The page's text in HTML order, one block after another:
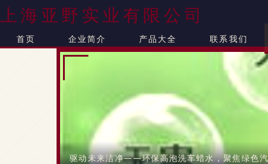
上海亚野实业有限公司
首页 企业简介 产品大全 联系我们
驱动未来洁净——环保高泡洗车蜡水，聚焦绿色